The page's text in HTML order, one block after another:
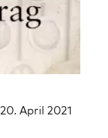
20. April 2021